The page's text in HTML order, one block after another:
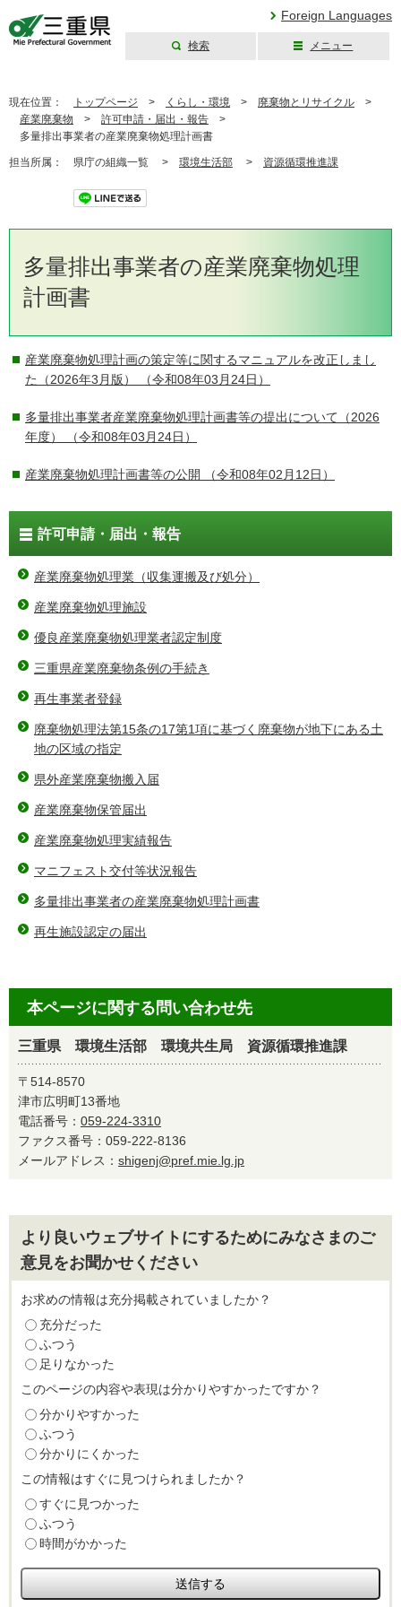
Foreign Languages
検索 メニュー
現在位置： トップページ > くらし・環境 > 廃棄物とリサイクル >
産業廃棄物 > 許可申請・届出・報告 >
多量排出事業者の産業廃棄物処理計画書
担当所属： 県庁の組織一覧 > 環境生活部 > 資源循環推進課
多量排出事業者の産業廃棄物処理
計画書
産業廃棄物処理計画の策定等に関するマニュアルを改正しまし
た（2026年3月版）
（令和08年03月24日）
多量排出事業者産業廃棄物処理計画書等の提出について（2026
年度）
（令和08年03月24日）
産業廃棄物処理計画書等の公開 （令和08年02月12日）
許可申請・届出・報告
産業廃棄物処理業（収集運搬及び処分）
産業廃棄物処理施設
優良産業廃棄物処理業者認定制度
三重県産業廃棄物条例の手続き
再生事業者登録
廃棄物処理法第15条の17第1項に基づく廃棄物が地下にある土
地の区域の指定
県外産業廃棄物搬入届
産業廃棄物保管届出
産業廃棄物処理実績報告
マニフェスト交付等状況報告
多量排出事業者の産業廃棄物処理計画書
再生施設認定の届出
本ページに関する問い合わせ先
三重県 環境生活部 環境共生局 資源循環推進課
〒514-8570
津市広明町13番地
電話番号： 059-224-3310
ファクス番号：059-222-8136
メールアドレス： shigenj@pref.mie.lg.jp
より良いウェブサイトにするためにみなさまのご
意見をお聞かせください
お求めの情報は充分掲載されていましたか？
充分だった
ふつう
足りなかった
このページの内容や表現は分かりやすかったですか？
分かりやすかった
ふつう
分かりにくかった
この情報はすぐに見つけられましたか？
すぐに見つかった
ふつう
時間がかかった